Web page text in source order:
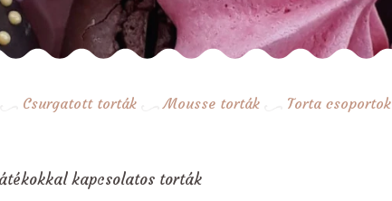
Csurgatott torták Mousse torták Torta csoportok
kapcsolatos torták